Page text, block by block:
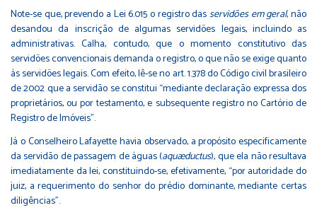
Note-se que, prevendo a Lei 6.015 o registro dasservidões em geral, não
desandou da inscrição de algumas servidões legais, incluindo as
administrativas. Calha, contudo, que o momento constitutivo das
servidões convencionais demanda o registro, o que não se exige quanto
às servidões legais. Com efeito, lê-se no art. 1.378 do Código civil brasileiro
de 2002 que a servidão se constitui “mediante declaração expressa dos
proprietários, ou por testamento, e subsequente registro no Cartório de
Registro de Imóveis”.
Já o Conselheiro Lafayette havia observado, a propósito especificamente
da servidão de passagem de águas (aquæductus), que ela não resultava
imediatamente da lei, constituindo-se, efetivamente, “por autoridade do
juiz, a requerimento do senhor do prédio dominante, mediante certas
diligências”.